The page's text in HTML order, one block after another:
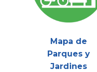
Mapa de
Parques y
Jardines